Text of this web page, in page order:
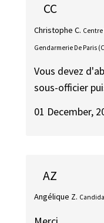
CC
Christophe C.
Gendarmerie De Paris
Vous devez
sous-officier
01 December,
AZ
Angélique Z.